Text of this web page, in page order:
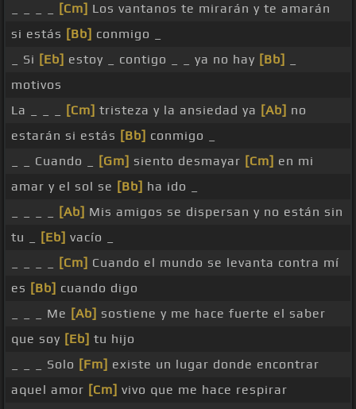
[Cm] Los vantanos te mirarán y te amarán
si estás [Bb] conmigo _
_ Si [Eb] estoy _ contigo _ _ ya no hay [Bb]
motivos
La _ _ _
[Cm] tristeza y la ansiedad ya [Ab] no
estarán si estás [Bb] conmigo _
_ _ Cuando _
[Gm] siento desmayar [Cm] en mi
amar y el sol se [Bb] ha ido _
[Ab] Mis amigos se dispersan y no están sin
tu _
[Eb] vacío _
[Cm] Cuando el mundo se levanta contra mí
es [Bb] cuando digo
_ _ _ Me [Ab] sostiene y me hace fuerte el saber
que soy [Eb] tu hijo
_ _ _ Solo [Fm] existe un lugar donde encontrar
aquel amor [Cm] vivo que me hace respirar